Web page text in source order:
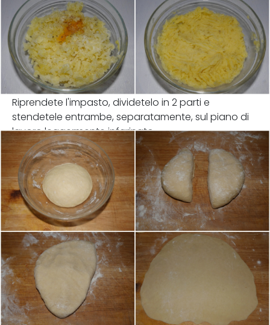
Riprendete l'impasto, dividetelo in 2 parti e
stendetele entrambe, separatamente, sul piano di
lavoro leggermente infarinato.